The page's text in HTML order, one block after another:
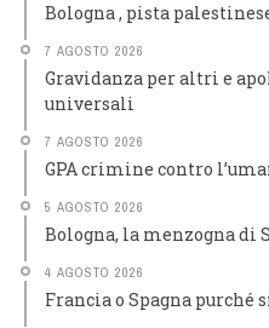
Bologna , pista
7 AGOSTO 2026
Gravidanza per altri e
universali
7 AGOSTO 2026
GPA crimine contro
5 AGOSTO 2026
Bologna, la menzogna di
4 AGOSTO 2026
Francia o Spagna purché